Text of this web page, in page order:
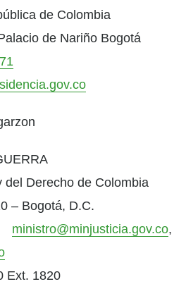
de Colombia
de Nariño Bogotá
del Derecho de Colombia
– Bogotá, D.C.
ministro@minjusticia.gov.co,
Ext. 1820